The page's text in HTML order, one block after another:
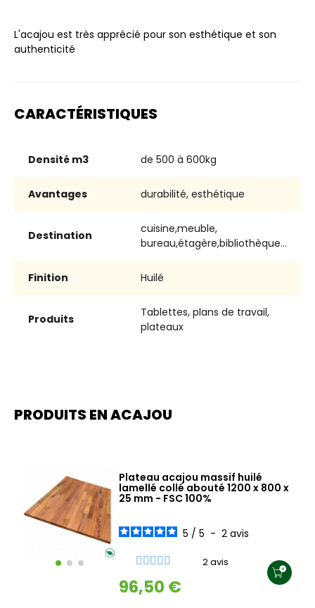
L'acajou est très apprécié pour son esthétique et son
authenticité
CARACTÉRISTIQUES
Densité m3 de 500 à 600kg
Avantages durabilité, esthétique
Destination
cuisine,meuble,
bureau,étagère,bibliothèque…
Finition Huilé
Produits
Tablettes, plans de travail,
plateaux
PRODUITS EN ACAJOU
Plateau acajou massif huilé
lamellé collé abouté 1200 x 800 x
25 mm - FSC 100%
5 / 5 - 2 avis
2 avis
96,50 €